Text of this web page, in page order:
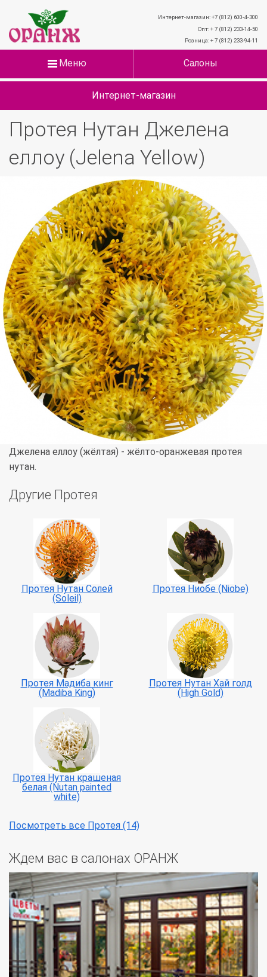
Интернет-магазин: +7 (812) 600-4-300
Опт: + 7 (812) 233-14-50
Розница: + 7 (812) 233-94-11
Меню Салоны
Интернет-магазин
Протея Нутан Джелена
еллоу (Jelena Yellow)
Джелена еллоу (жёлтая) - жёлто-оранжевая протея
нутан.
Другие Протея
Протея Нутан Солей
(Soleil)
Протея Ниобе (Niobe)
Протея Мадиба кинг
(Madiba King)
Протея Нутан Хай голд
(High Gold)
Протея Нутан крашеная
белая (Nutan painted
white)
Посмотреть все Протея (14)
Ждем вас в салонах ОРАНЖ